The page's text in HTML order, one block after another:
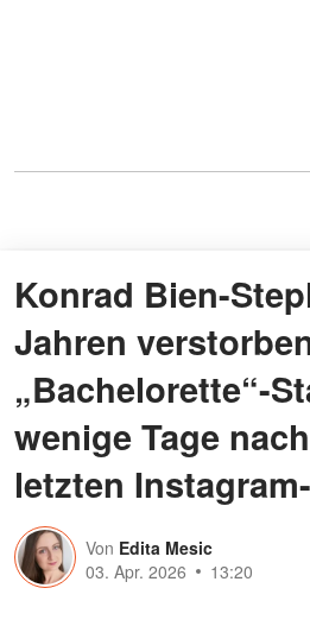
Konrad Bien-
Jahren
„Bachelorette“-
wenige Tage
letzten
Von Edita Mesic
03. Apr. 2026
13:20